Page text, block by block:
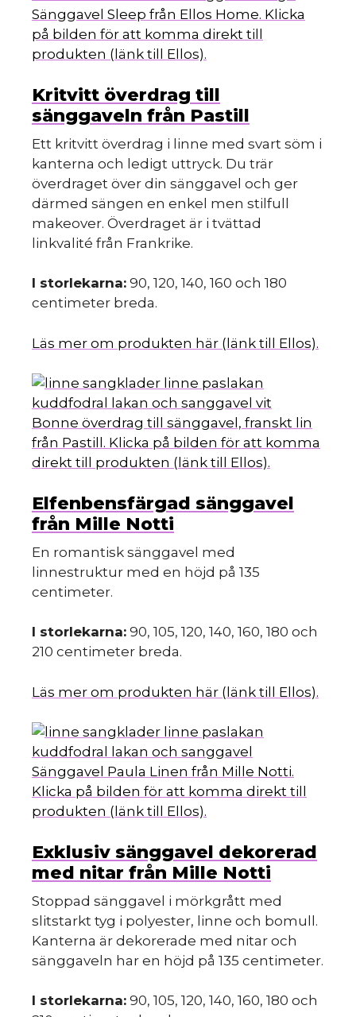
Sänggavel Sleep från Ellos Home. Klicka
på bilden för att komma direkt till
produkten (länk till Ellos).
Kritvitt överdrag till
sänggaveln från Pastill
Ett kritvitt överdrag i linne med svart söm i
kanterna och ledigt uttryck. Du trär
överdraget över din sänggavel och ger
därmed sängen en enkel men stilfull
makeover. Överdraget är i tvättad
linkvalité från Frankrike.
I storlekarna: 90, 120, 140, 160 och 180
centimeter breda.
Läs mer om produkten här (länk till Ellos).
Bonne överdrag till sänggavel, franskt lin
från Pastill. Klicka på bilden för att komma
direkt till produkten (länk till Ellos).
Elfenbensfärgad sänggavel
från Mille Notti
En romantisk sänggavel med
linnestruktur med en höjd på 135
centimeter.
I storlekarna: 90, 105, 120, 140, 160, 180 och
210 centimeter breda.
Läs mer om produkten här (länk till Ellos).
Sänggavel Paula Linen från Mille Notti.
Klicka på bilden för att komma direkt till
produkten (länk till Ellos).
Exklusiv sänggavel dekorerad
med nitar från Mille Notti
Stoppad sänggavel i mörkgrått med
slitstarkt tyg i polyester, linne och bomull.
Kanterna är dekorerade med nitar och
sänggaveln har en höjd på 135 centimeter.
I storlekarna: 90, 105, 120, 140, 160, 180 och